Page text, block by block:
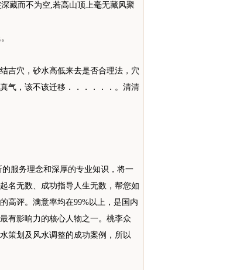
藏而不为空,若高山顶上毫无藏风聚
吉穴，砂水高低来去是否合理法，穴
气，该不该迁移．．．．．．。清清
服务理念和深厚的专业知识，将一
名无数、成功指导人生无数，帮您如
高评。满意率均在99%以上，是国内
有影响力的核心人物之一。桃李众
策划及风水调整的成功案例，所以